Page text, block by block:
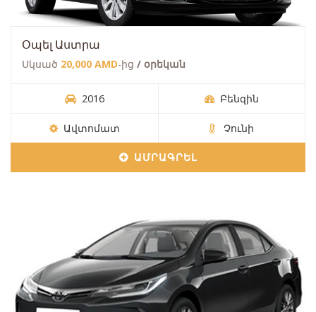
Օպել Աստրա
Սկսած 20,000 AMD-ից / օրեկան
2016 Բենզին
Ավտոմատ Չունի
ԱՄՐԱԳՐԵԼ